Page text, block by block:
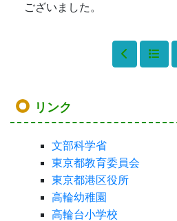
リンク
文部科学省
東京都教育委員会
東京都港区役所
高輪幼稚園
高輪台小学校
ございました。